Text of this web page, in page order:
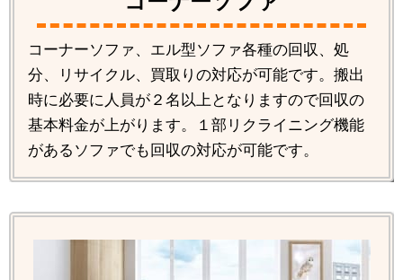
コーナーソファ、エル型ソファ各種の回収、処
分、リサイクル、買取りの対応が可能です。搬出
時に必要に人員が２名以上となりますので回収の
基本料金が上がります。１部リクライニング機能
があるソファでも回収の対応が可能です。